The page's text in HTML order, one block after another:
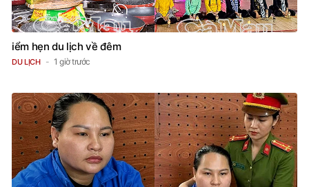
iểm hẹn du lịch về đêm
DU LỊCH 1 giờ trước